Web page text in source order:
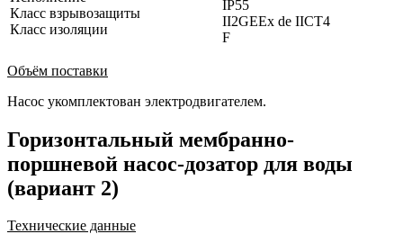
Класс взрывозащиты
Класс изоляции
IP55
II2GEEx de IICT4
F
Объём поставки
Насос укомплектован электродвигателем.
Горизонтальный мембранно-
поршневой насос-дозатор для воды
(вариант 2)
Технические данные